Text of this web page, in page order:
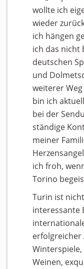
wollte ich
wieder
ich hängen
ich das nicht
deutschen
und
weiterer
bin ich
bei der
ständige
meiner
ich froh,
Torino
Turin ist
interessante
Winterspiele,
Weinen,